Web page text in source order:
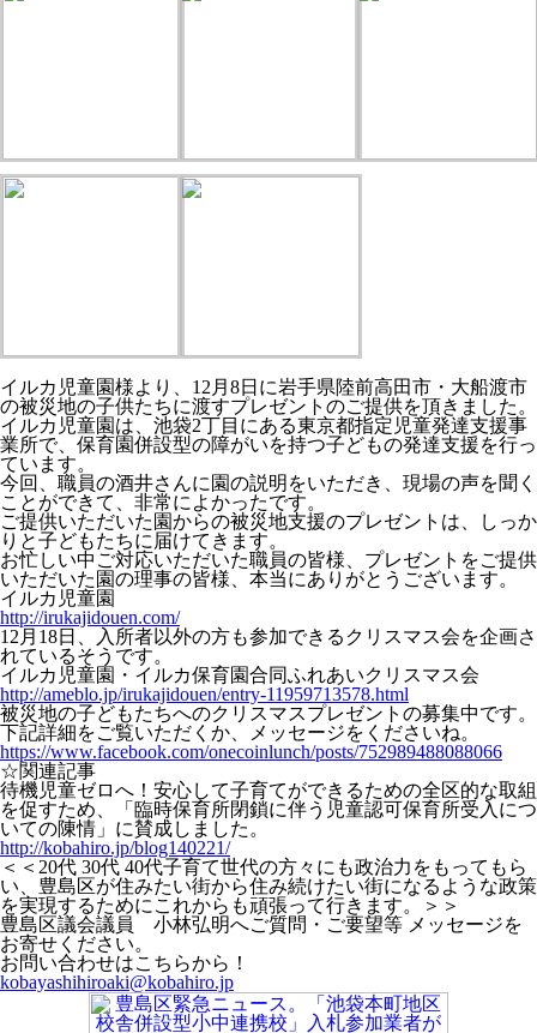
イルカ児童園様より、12月8日に岩手県陸前高田市・大船渡市
の被災地の子供たちに渡すプレゼントのご提供を頂きました。
イルカ児童園は、池袋2丁目にある東京都指定児童発達支援事
業所で、保育園併設型の障がいを持つ子どもの発達支援を行っ
ています。
今回、職員の酒井さんに園の説明をいただき、現場の声を聞く
ことができて、非常によかったです。
ご提供いただいた園からの被災地支援のプレゼントは、しっか
りと子どもたちに届けてきます。
お忙しい中ご対応いただいた職員の皆様、プレゼントをご提供
いただいた園の理事の皆様、本当にありがとうございます。
イルカ児童園
http://irukajidouen.com/
12月18日、入所者以外の方も参加できるクリスマス会を企画さ
れているそうです。
イルカ児童園・イルカ保育園合同ふれあいクリスマス会
http://ameblo.jp/irukajidouen/entry-11959713578.html
被災地の子どもたちへのクリスマスプレゼントの募集中です。
下記詳細をご覧いただくか、メッセージをくださいね。
https://www.facebook.com/onecoinlunch/posts/752989488088066
☆関連記事
待機児童ゼロへ！安心して子育てができるための全区的な取組
を促すため、「臨時保育所閉鎖に伴う児童認可保育所受入につ
いての陳情」に賛成しました。
http://kobahiro.jp/blog140221/
＜＜20代 30代 40代子育て世代の方々にも政治力をもってもら
い、豊島区が住みたい街から住み続けたい街になるような政策
を実現するためにこれからも頑張って行きます。＞＞
豊島区議会議員 小林弘明へご質問・ご要望等 メッセージを
お寄せください。
お問い合わせはこちらから！
kobayashihiroaki@kobahiro.jp